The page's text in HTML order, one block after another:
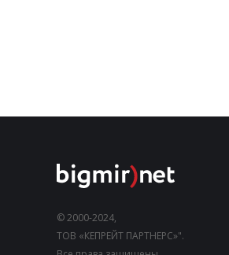
© 2000-2024,
ТОВ «КЕПРЕЙТ ПАРТНЕРС»".